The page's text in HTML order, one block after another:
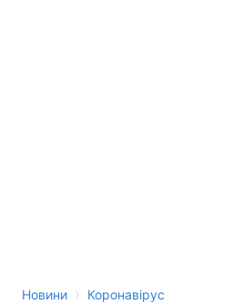
Новини › Коронавірус